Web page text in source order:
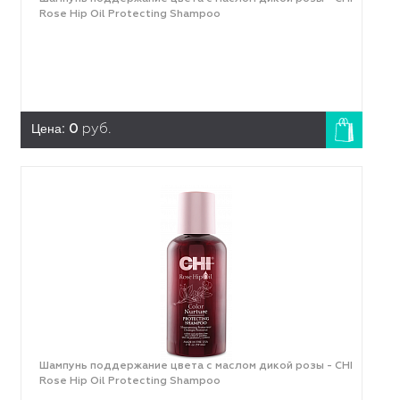
Rose Hip Oil Protecting Shampoo
Цена: 0 руб.
Шампунь поддержание цвета с маслом дикой розы - CHI
Rose Hip Oil Protecting Shampoo